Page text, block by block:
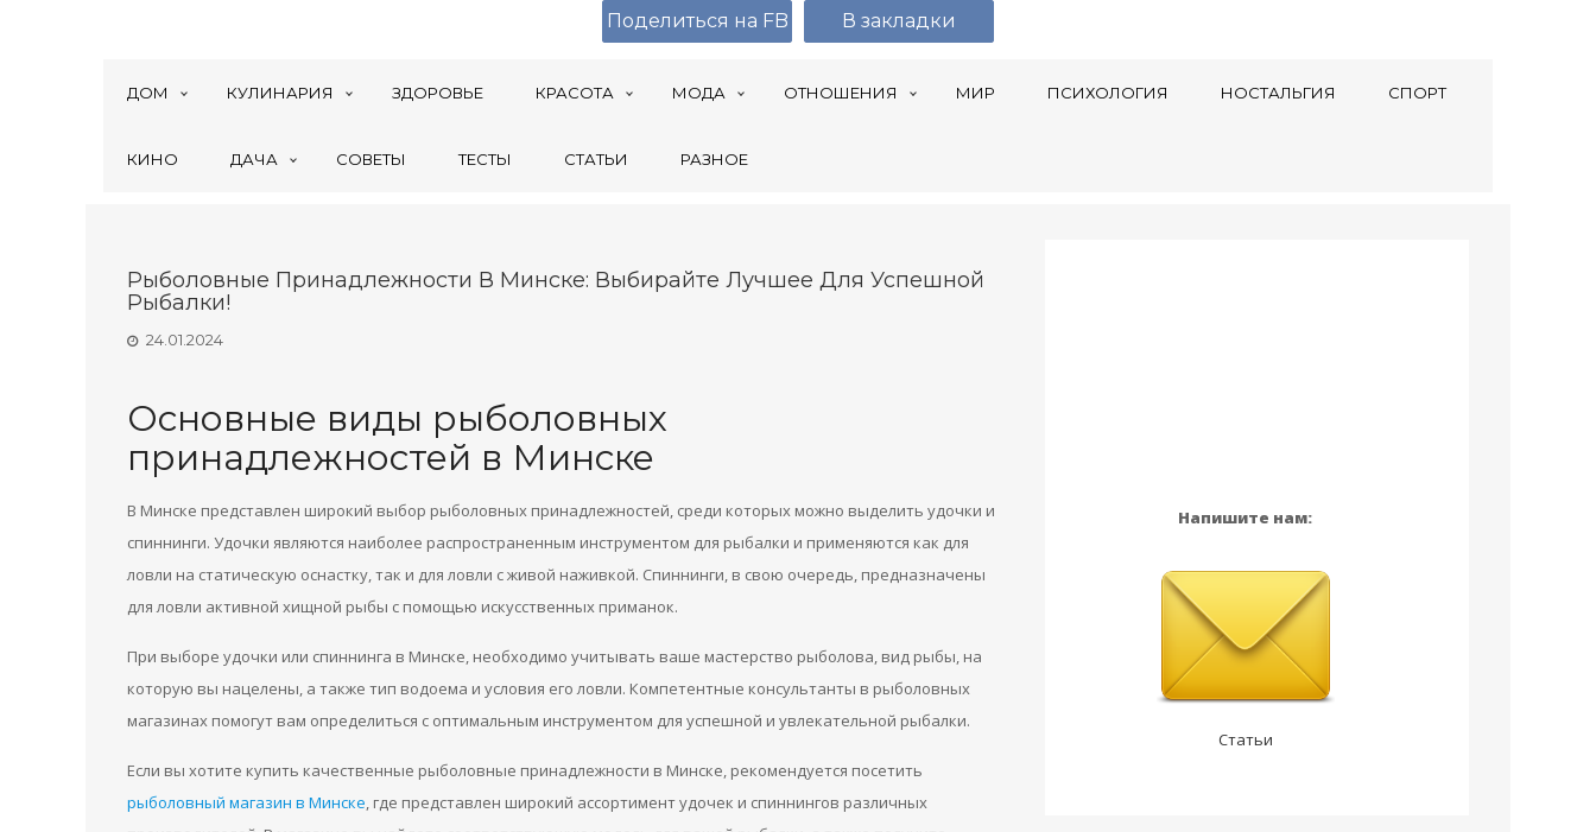
ДОМ КУЛИНАРИЯ ЗДОРОВЬЕ КРАСОТА МОДА ОТНОШЕНИЯ МИР ПСИХОЛОГИЯ НОСТАЛЬГИЯ СПОРТ
КИНО ДАЧА СОВЕТЫ ТЕСТЫ СТАТЬИ РАЗНОЕ
Рыболовные Принадлежности В Минске: Выбирайте Лучшее Для Успешной
Рыбалки!
24.01.2024
Основные виды рыболовных
принадлежностей в Минске
В Минске представлен широкий выбор рыболовных принадлежностей, среди которых можно выделить удочки и
спиннинги. Удочки являются наиболее распространенным инструментом для рыбалки и применяются как для
ловли на статическую оснастку, так и для ловли с живой наживкой. Спиннинги, в свою очередь, предназначены
для ловли активной хищной рыбы с помощью искусственных приманок.
При выборе удочки или спиннинга в Минске, необходимо учитывать ваше мастерство рыболова, вид рыбы, на
которую вы нацелены, а также тип водоема и условия его ловли. Компетентные консультанты в рыболовных
магазинах помогут вам определиться с оптимальным инструментом для успешной и увлекательной рыбалки.
Если вы хотите купить качественные рыболовные принадлежности в Минске, рекомендуется посетить
рыболовный магазин в Минске, где представлен широкий ассортимент удочек и спиннингов различных
Напишите нам:
Статьи
Поделиться на FB В закладки